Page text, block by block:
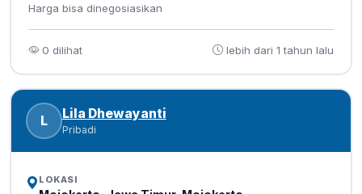
Harga bisa dinegosiasikan
0 dilihat lebih dari 1 tahun lalu
L Lila Dhewayanti
Pribadi
LOKASI